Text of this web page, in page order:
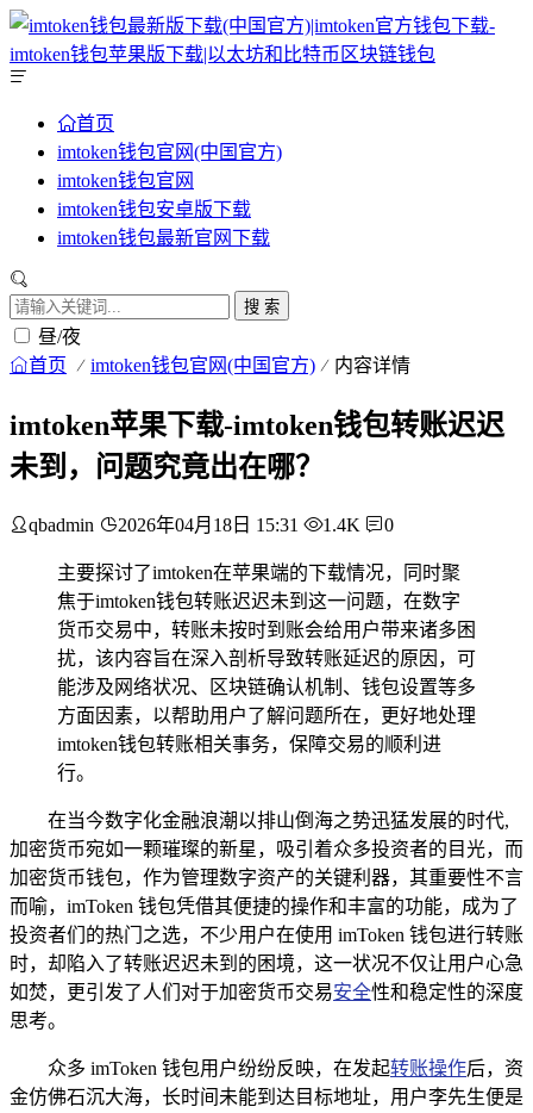
首页
imtoken钱包官网(中国官方)
imtoken钱包官网
imtoken钱包安卓版下载
imtoken钱包最新官网下载
搜 索
昼/夜
首页 imtoken钱包官网(中国官方) 内容详情
imtoken苹果下载-imtoken钱包转账迟迟
未到，问题究竟出在哪？
qbadmin 2026年04月18日 15:31 1.4K 0
主要探讨了imtoken在苹果端的下载情况，同时聚
焦于imtoken钱包转账迟迟未到这一问题，在数字
货币交易中，转账未按时到账会给用户带来诸多困
扰，该内容旨在深入剖析导致转账延迟的原因，可
能涉及网络状况、区块链确认机制、钱包设置等多
方面因素，以帮助用户了解问题所在，更好地处理
imtoken钱包转账相关事务，保障交易的顺利进
行。
在当今数字化金融浪潮以排山倒海之势迅猛发展的时代,
加密货币宛如一颗璀璨的新星，吸引着众多投资者的目光，而
加密货币钱包，作为管理数字资产的关键利器，其重要性不言
而喻，imToken 钱包凭借其便捷的操作和丰富的功能，成为了
投资者们的热门之选，不少用户在使用 imToken 钱包进行转账
时，却陷入了转账迟迟未到的困境，这一状况不仅让用户心急
如焚，更引发了人们对于加密货币交易安全性和稳定性的深度
思考。
众多 imToken 钱包用户纷纷反映，在发起转账操作后，资
金仿佛石沉大海，长时间未能到达目标地址，用户李先生便是